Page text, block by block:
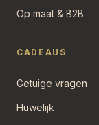
Op maat & B2B
CADEAUS
Getuige vragen
Huwelijk